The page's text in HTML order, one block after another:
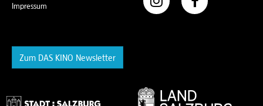
Impressum
Zum DAS KINO Newsletter